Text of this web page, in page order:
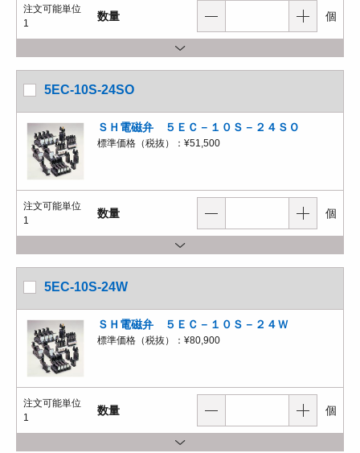
注文可能単位
1
数量 個
5EC-10S-24SO
ＳＨ電磁弁 ５ＥＣ－１０Ｓ－２４ＳＯ
標準価格（税抜）： ¥51,500
注文可能単位
1
数量 個
5EC-10S-24W
ＳＨ電磁弁 ５ＥＣ－１０Ｓ－２４Ｗ
標準価格（税抜）： ¥80,900
注文可能単位
1
数量 個